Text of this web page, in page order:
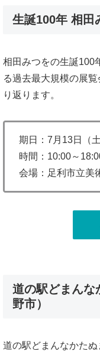
生誕100年 相田
相田みつをの生誕100
る過去最大規模の展
り返ります。
期日：7月13日（
時間：10:00～
会場：足利市立美
道の駅どまんな
野市）
道の駅どまんなかた